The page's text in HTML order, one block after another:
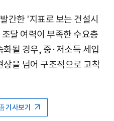
간한 '지표로 보는 건설시
달 여력이 부족한 수요층
될 경우, 중·저소득 세입
을 넘어 구조적으로 고착
기사보기